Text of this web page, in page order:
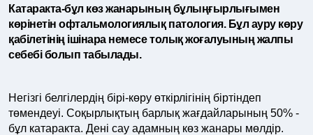
Катаракта-бұл көз жанарының бұлыңғырлығымен
көрінетін офтальмологиялық патология. Бұл ауру көру
қабілетінің ішінара немесе толық жоғалуының жалпы
себебі болып табылады.
Негізгі белгілердің бірі-көру өткірлігінің біртіндеп
төмендеуі. Соқырлықтың барлық жағдайларының 50% -
бұл катаракта. Дені сау адамның көз жанары мөлдір.